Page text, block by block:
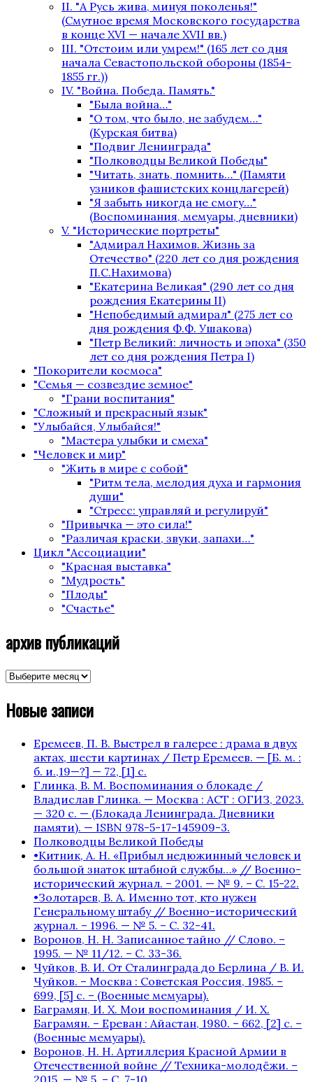
II. "А Русь жива, минуя поколенья!"
(Смутное время Московского государства
в конце XVI — начале XVII вв.)
III. "Отстоим или умрем!" (165 лет со дня
начала Севастопольской обороны (1854-
1855 гг.))
IV. "Война. Победа. Память."
"Была война…"
"О том, что было, не забудем…"
(Курская битва)
"Подвиг Ленинграда"
"Полководцы Великой Победы"
"Читать, знать, помнить…" (Памяти
узников фашистских концлагерей)
"Я забыть никогда не смогу…"
(Воспоминания, мемуары, дневники)
V. "Исторические портреты"
"Адмирал Нахимов. Жизнь за
Отечество" (220 лет со дня рождения
П.С.Нахимова)
"Екатерина Великая" (290 лет со дня
рождения Екатерины II)
"Непобедимый адмирал" (275 лет со
дня рождения Ф.Ф. Ушакова)
"Петр Великий: личность и эпоха" (350
лет со дня рождения Петра I)
"Покорители космоса"
"Семья — созвездие земное"
"Грани воспитания"
"Сложный и прекрасный язык"
"Улыбайся, Улыбайся!"
"Мастера улыбки и смеха"
"Человек и мир"
"Жить в мире с собой"
"Ритм тела, мелодия духа и гармония
души"
"Стресс: управляй и регулируй"
"Привычка — это сила!"
"Различая краски, звуки, запахи…"
Цикл "Ассоциации"
"Красная выставка"
"Мудрость"
"Плоды"
"Счастье"
архив публикаций
архив
Новые записи
Еремеев, П. В. Выстрел в галерее : драма в двух
актах, шести картинах / Петр Еремеев. — [Б. м. :
б. и.,19—?] — 72, [1] с.
Глинка, В. М. Воспоминания о блокаде /
Владислав Глинка. — Москва : АСТ : ОГИЗ, 2023.
— 320 с. — (Блокада Ленинграда. Дневники
памяти). — ISBN 978-5-17-145909-3.
Полководцы Великой Победы
•Китник, А. Н. «Прибыл недюжинный человек и
большой знаток штабной службы…» // Военно-
исторический журнал. – 2001. — № 9. – С. 15-22.
•Золотарев, В. А. Именно тот, кто нужен
Генеральному штабу // Военно-исторический
журнал. – 1996. — № 5. – С. 32-41.
Воронов, Н. Н. Записанное тайно // Слово. –
1995. — № 11/12. – С. 33-36.
Чуйков, В. И. От Сталинграда до Берлина / В. И.
Чуйков. – Москва : Советская Россия, 1985. –
699, [5] с. – (Военные мемуары).
Баграмян, И. Х. Мои воспоминания / И. Х.
Баграмян. – Ереван : Айастан, 1980. – 662, [2] c. –
(Военные мемуары).
Воронов, Н. Н. Артиллерия Красной Армии в
Отечественной войне // Техника-молодёжи. –
2015. — № 5. – С. 7-10.